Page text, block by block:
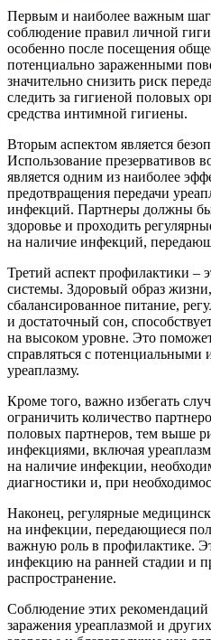
Первым и наиболее важным
соблюдение правил личной
особенно после посещения
потенциально зараженными
значительно снизить риск
следить за гигиеной половых
средства интимной гигиены.
Вторым аспектом является
Использование презервативов
является одним из наиболее
предотвращения передачи
инфекций. Партнеры должны
здоровье и проходить
на наличие инфекций,
Третий аспект профилактики –
системы. Здоровый образ
сбалансированное питание,
и достаточный сон,
на высоком уровне. Это
справляться с
уреаплазму.
Кроме того, важно избегать
ограничить количество
половых партнеров, тем выше
инфекциями, включая
на наличие инфекции,
диагностики и, при
Наконец, регулярные
на инфекции, передающиеся
важную роль в профилактике.
инфекцию на ранней стадии и
распространение.
Соблюдение этих
заражения уреаплазмой и